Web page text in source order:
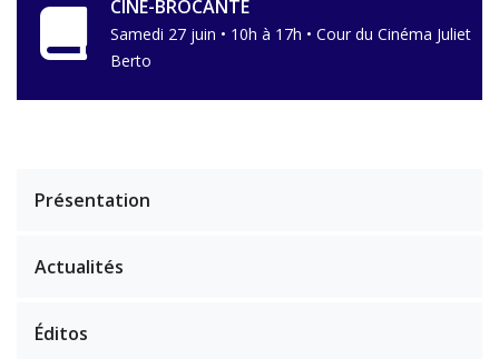
CINÉ-BROCANTE
Samedi 27 juin • 10h à 17h • Cour du Cinéma Juliet
Berto
Présentation
Actualités
Éditos